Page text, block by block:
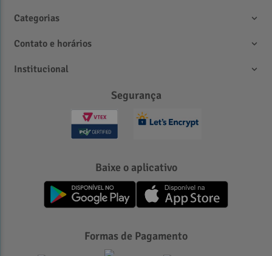
Categorias
Contato e horários
Institucional
Segurança
Baixe o aplicativo
Formas de Pagamento